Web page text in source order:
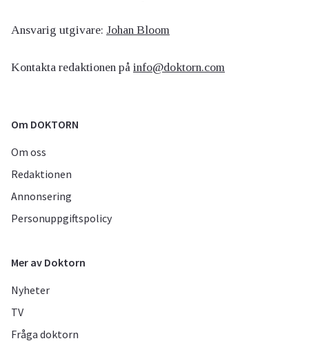
Ansvarig utgivare: Johan Bloom
Kontakta redaktionen på info@doktorn.com
Om DOKTORN
Om oss
Redaktionen
Annonsering
Personuppgiftspolicy
Mer av Doktorn
Nyheter
TV
Fråga doktorn